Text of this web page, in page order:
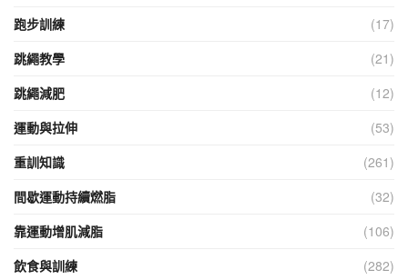
跑步訓練
(17)
跳繩教學
(21)
跳繩減肥
(12)
運動與拉伸
(53)
重訓知識
(261)
間歇運動持續燃脂
(32)
靠運動增肌減脂
(106)
飲食與訓練
(282)